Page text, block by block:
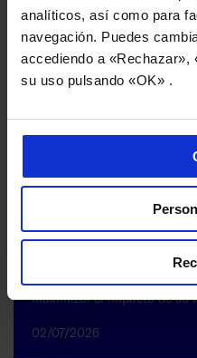
analíticos, así como para
navegación. Puedes
accediendo a
su uso pulsando «OK» .
Danobatgroup impulsa su
maximizar el impacto de su
02/07/2026